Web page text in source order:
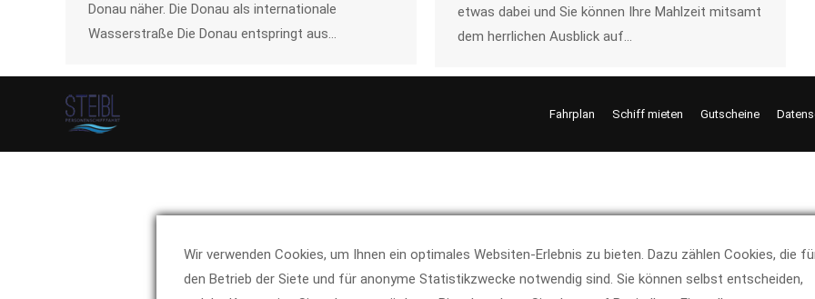
Donau näher. Die Donau als internationale
Wasserstraße Die Donau entspringt aus…
etwas dabei und Sie können Ihre Mahlzeit mitsamt
dem herrlichen Ausblick auf…
Fahrplan Schiff mieten Gutscheine
Wir verwenden Cookies, um Ihnen ein optimales Websiten-Erlebnis zu bieten. Dazu zählen Cookies, die
den Betrieb der Siete und für anonyme Statistikzwecke notwendig sind. Sie können selbst entscheiden,